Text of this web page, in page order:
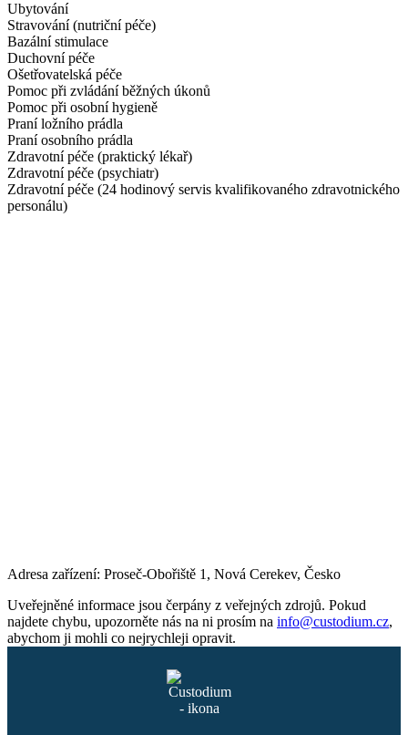
Ubytování
Stravování (nutriční péče)
Bazální stimulace
Duchovní péče
Ošetřovatelská péče
Pomoc při zvládání běžných úkonů
Pomoc při osobní hygieně
Praní ložního prádla
Praní osobního prádla
Zdravotní péče (praktický lékař)
Zdravotní péče (psychiatr)
Zdravotní péče (24 hodinový servis kvalifikovaného zdravotnického
personálu)
Adresa zařízení: Proseč-Obořiště 1, Nová Cerekev, Česko
Uveřejněné informace jsou čerpány z veřejných zdrojů. Pokud
najdete chybu, upozorněte nás na ni prosím na info@custodium.cz,
abychom ji mohli co nejrychleji opravit.